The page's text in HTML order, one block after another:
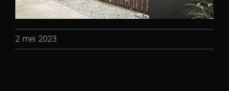
2 mei 2023